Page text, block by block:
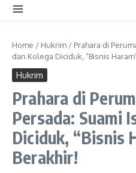
Home / Hukrim / Prahara di
dan Kolega Diciduk, “Bisnis
Hukrim
Prahara di
Persada: Suami
Diciduk, “Bisnis
Berakhir!